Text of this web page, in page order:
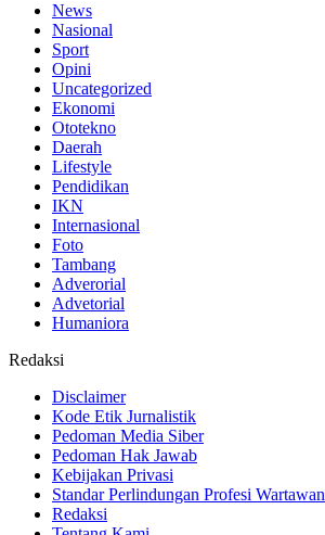
News
Nasional
Sport
Opini
Uncategorized
Ekonomi
Ototekno
Daerah
Lifestyle
Pendidikan
IKN
Internasional
Foto
Tambang
Adverorial
Advetorial
Humaniora
Redaksi
Disclaimer
Kode Etik Jurnalistik
Pedoman Media Siber
Pedoman Hak Jawab
Kebijakan Privasi
Standar Perlindungan Profesi Wartawan
Redaksi